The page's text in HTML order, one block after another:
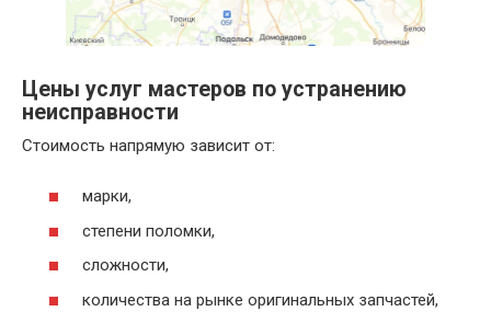
Цены услуг мастеров по устранению
неисправности
Стоимость напрямую зависит от:
марки,
степени поломки,
сложности,
количества на рынке оригинальных запчастей,